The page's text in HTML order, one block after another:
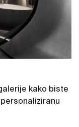
kako biste